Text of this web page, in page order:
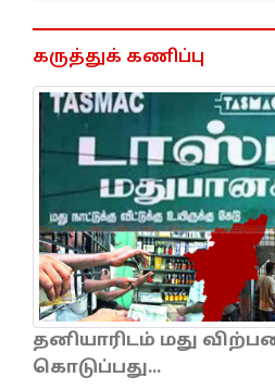
கருத்துக் கணிப்பு
தனியாரிடம் மது
கொடுப்பது...